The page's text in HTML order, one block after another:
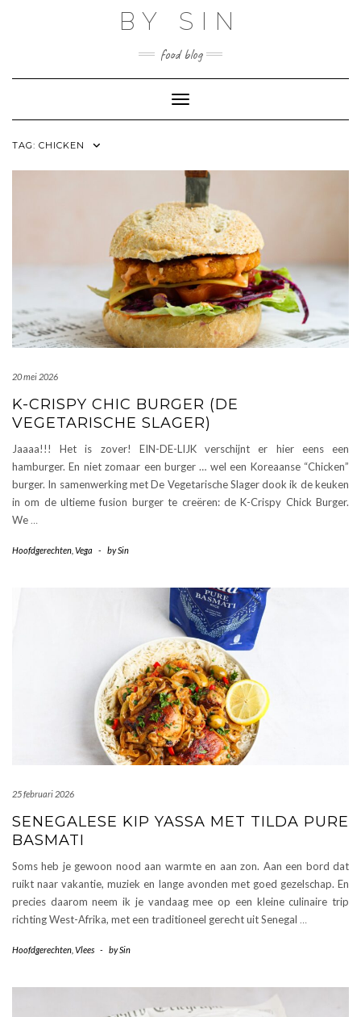
BY SIN
food blog
Toggle Navigation
TAG: CHICKEN
20 mei 2026
K-CRISPY CHIC BURGER (DE
VEGETARISCHE SLAGER)
Jaaaa!!! Het is zover! EIN-DE-LIJK verschijnt er hier eens een
hamburger. En niet zomaar een burger … wel een Koreaanse “Chicken”
burger. In samenwerking met De Vegetarische Slager dook ik de keuken
in om de ultieme fusion burger te creëren: de K-Crispy Chick Burger.
We …
Hoofdgerechten Vega - bySin
25 februari 2026
SENEGALESE KIP YASSA MET TILDA PURE
BASMATI
Soms heb je gewoon nood aan warmte en aan zon. Aan een bord dat
ruikt naar vakantie, muziek en lange avonden met goed gezelschap. En
precies daarom neem ik je vandaag mee op een kleine culinaire trip
richting West-Afrika, met een traditioneel gerecht uit Senegal …
Hoofdgerechten Vlees - bySin